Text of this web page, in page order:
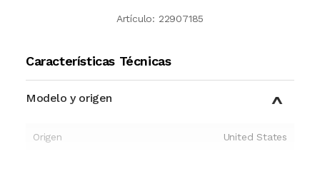
Artículo: 22907185
Características Técnicas
Modelo y origen
Origen United States